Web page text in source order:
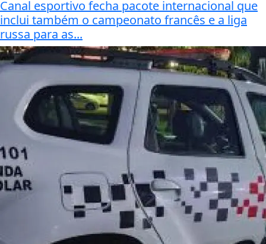
Canal esportivo fecha pacote internacional que
inclui também o campeonato francês e a liga
russa para as...